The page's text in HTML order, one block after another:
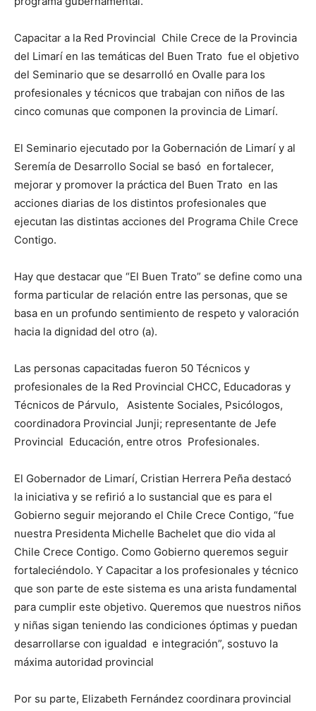
Capacitar a la Red Provincial Chile Crece de la Provincia
del Limarí en las temáticas del Buen Trato fue el objetivo
del Seminario que se desarrolló en Ovalle para los
profesionales y técnicos que trabajan con niños de las
cinco comunas que componen la provincia de Limarí.
El Seminario ejecutado por la Gobernación de Limarí y al
Seremía de Desarrollo Social se basó en fortalecer,
mejorar y promover la práctica del Buen Trato en las
acciones diarias de los distintos profesionales que
ejecutan las distintas acciones del Programa Chile Crece
Contigo.
Hay que destacar que “El Buen Trato” se define como una
forma particular de relación entre las personas, que se
basa en un profundo sentimiento de respeto y valoración
hacia la dignidad del otro (a).
Las personas capacitadas fueron 50 Técnicos y
profesionales de la Red Provincial CHCC, Educadoras y
Técnicos de Párvulo, Asistente Sociales, Psicólogos,
coordinadora Provincial Junji; representante de Jefe
Provincial Educación, entre otros Profesionales.
El Gobernador de Limarí, Cristian Herrera Peña destacó
la iniciativa y se refirió a lo sustancial que es para el
Gobierno seguir mejorando el Chile Crece Contigo, “fue
nuestra Presidenta Michelle Bachelet que dio vida al
Chile Crece Contigo. Como Gobierno queremos seguir
fortaleciéndolo. Y Capacitar a los profesionales y técnico
que son parte de este sistema es una arista fundamental
para cumplir este objetivo. Queremos que nuestros niños
y niñas sigan teniendo las condiciones óptimas y puedan
desarrollarse con igualdad e integración”, sostuvo la
máxima autoridad provincial
Por su parte, Elizabeth Fernández coordinara provincial